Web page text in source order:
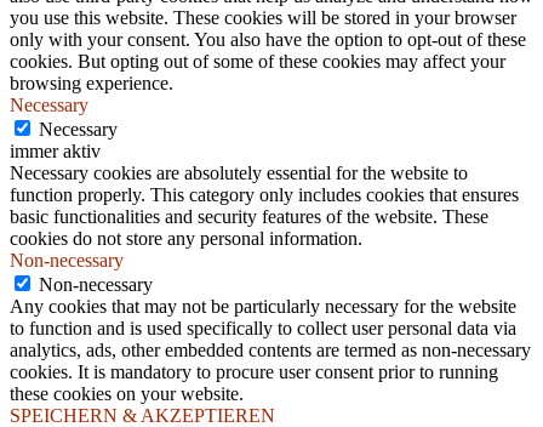
you use this website. These cookies will be stored in your browser
only with your consent. You also have the option to opt-out of these
cookies. But opting out of some of these cookies may affect your
browsing experience.
Necessary
Necessary
immer aktiv
Necessary cookies are absolutely essential for the website to
function properly. This category only includes cookies that ensures
basic functionalities and security features of the website. These
cookies do not store any personal information.
Non-necessary
Non-necessary
Any cookies that may not be particularly necessary for the website
to function and is used specifically to collect user personal data via
analytics, ads, other embedded contents are termed as non-necessary
cookies. It is mandatory to procure user consent prior to running
these cookies on your website.
SPEICHERN & AKZEPTIEREN